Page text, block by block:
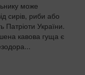
може
сирів, риби або
Патріоти України.
кавова гуща є